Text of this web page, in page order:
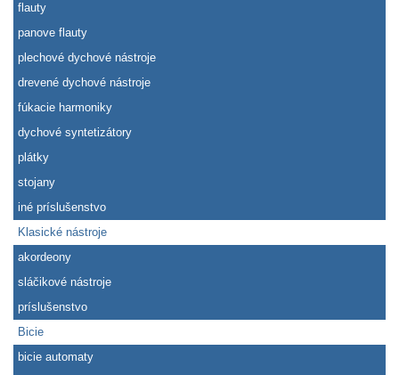
flauty
panove flauty
plechové dychové nástroje
drevené dychové nástroje
fúkacie harmoniky
dychové syntetizátory
plátky
stojany
iné príslušenstvo
Klasické nástroje
akordeony
sláčikové nástroje
príslušenstvo
Bicie
bicie automaty